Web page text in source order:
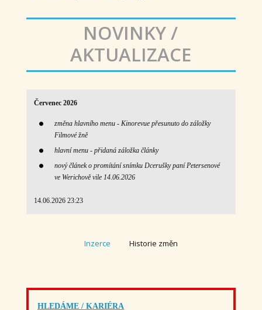
NOVINKY /
AKTUALIZACE
Červenec 2026
změna hlavního menu - Kinorevuepřesunuto do záložky
Filmové žně
hlavní menu - přidaná záložka články
nový článek o promítání snímku Dcerušky paní Petersenové
ve Werichově vile 14.06.2026
14.06.2026 23:23
Inzerce Historie změn
HLEDÁME / KARIÉRA